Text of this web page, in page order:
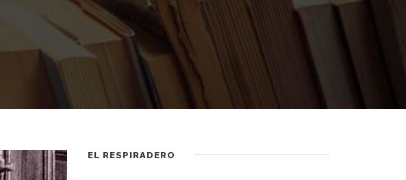
EL RESPIRADERO